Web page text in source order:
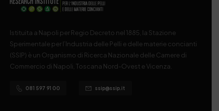
Istituita a Napoli per Regio Decreto nel 1885, la Stazione
Sperimentale per l’Industria delle Pelli e delle materie concianti
(SSIP) è un Organismo di Ricerca Nazionale delle Camere di
Commercio di Napoli, Toscana Nord-Ovest e Vicenza.
081 597 91 00 ssip@ssip.it